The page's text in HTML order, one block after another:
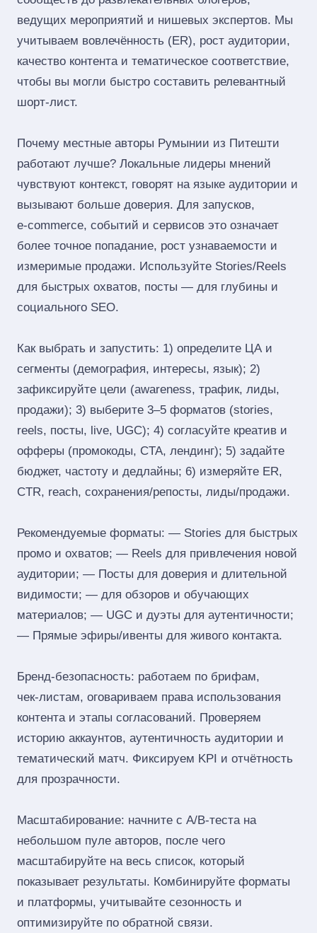
ведущих мероприятий и нишевых экспертов. Мы
учитываем вовлечённость (ER), рост аудитории,
качество контента и тематическое соответствие,
чтобы вы могли быстро составить релевантный
шорт‑лист.
Почему местные авторы Румынии из Питешти
работают лучше? Локальные лидеры мнений
чувствуют контекст, говорят на языке аудитории и
вызывают больше доверия. Для запусков,
e‑commerce, событий и сервисов это означает
более точное попадание, рост узнаваемости и
измеримые продажи. Используйте Stories/Reels
для быстрых охватов, посты — для глубины и
социального SEO.
Как выбрать и запустить: 1) определите ЦА и
сегменты (демография, интересы, язык); 2)
зафиксируйте цели (awareness, трафик, лиды,
продажи); 3) выберите 3–5 форматов (stories,
reels, посты, live, UGC); 4) согласуйте креатив и
офферы (промокоды, CTA, лендинг); 5) задайте
бюджет, частоту и дедлайны; 6) измеряйте ER,
CTR, reach, сохранения/репосты, лиды/продажи.
Рекомендуемые форматы: — Stories для быстрых
промо и охватов; — Reels для привлечения новой
аудитории; — Посты для доверия и длительной
видимости; — для обзоров и обучающих
материалов; — UGC и дуэты для аутентичности;
— Прямые эфиры/ивенты для живого контакта.
Бренд‑безопасность: работаем по брифам,
чек‑листам, оговариваем права использования
контента и этапы согласований. Проверяем
историю аккаунтов, аутентичность аудитории и
тематический матч. Фиксируем KPI и отчётность
для прозрачности.
Масштабирование: начните с A/B‑теста на
небольшом пуле авторов, после чего
масштабируйте на весь список, который
показывает результаты. Комбинируйте форматы
и платформы, учитывайте сезонность и
оптимизируйте по обратной связи.